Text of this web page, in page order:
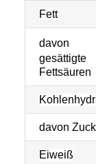
Fett
davon
gesättigte
Fettsäuren
davon
Eiweiß